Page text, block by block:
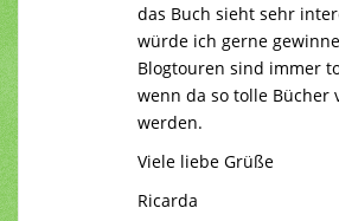
das Buch sieht sehr
würde ich gerne
Blogtouren sind immer
wenn da so tolle Bücher
werden.
Viele liebe Grüße
Ricarda